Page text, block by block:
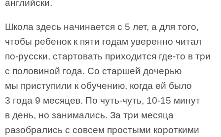
английски.
Школа здесь начинается с 5 лет, а для того,
чтобы ребенок к пяти годам уверенно читал
по-русски, стартовать приходится где-то в три
с половиной года. Со старшей дочерью
мы приступили к обучению, когда ей было
3 года 9 месяцев. По чуть-чуть, 10-15 минут
в день, но занимались. За три месяца
разобрались с совсем простыми короткими